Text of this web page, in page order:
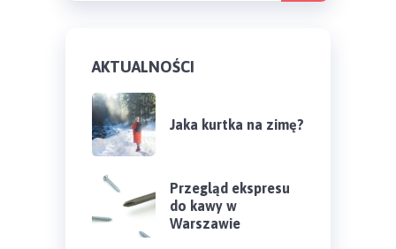
AKTUALNOŚCI
Jaka kurtka na zimę?
Przegląd ekspresu
do kawy w
Warszawie